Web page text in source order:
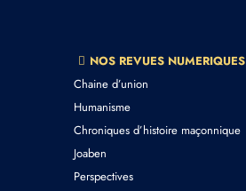
NOS REVUES NUMERIQUES
Chaine d’union
Humanisme
Chroniques d’histoire maçonnique
Joaben
Perspectives